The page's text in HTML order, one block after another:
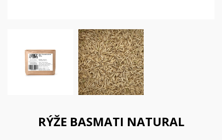
RÝŽE BASMATI NATURAL